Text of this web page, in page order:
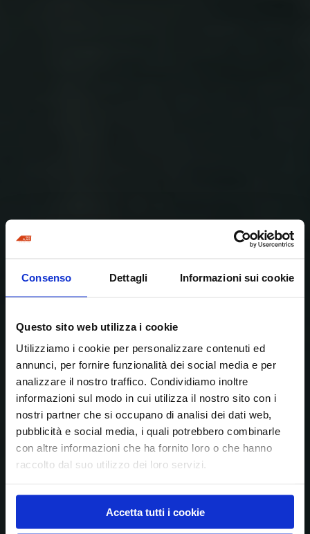
Consenso Dettagli Informazioni sui cookie
Questo sito web utilizza i cookie
Utilizziamo i cookie per personalizzare contenuti ed
annunci, per fornire funzionalità dei social media e per
analizzare il nostro traffico. Condividiamo inoltre
informazioni sul modo in cui utilizza il nostro sito con i
nostri partner che si occupano di analisi dei dati web,
pubblicità e social media, i quali potrebbero combinarle
con altre informazioni che ha fornito loro o che hanno
raccolto dal suo utilizzo dei loro servizi.
Accetta tutti i cookie